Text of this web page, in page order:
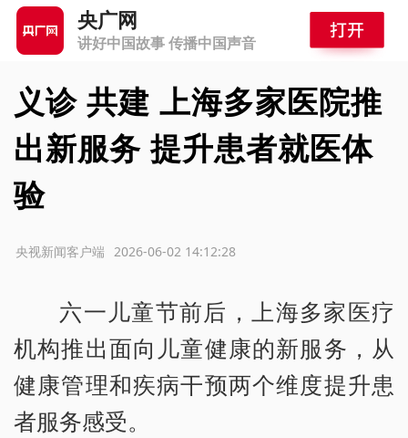
央广网
讲好中国故事 传播中国声音
义诊 共建 上海多家医院推
出新服务 提升患者就医体
验
2026-06-02 14:12:28
央视新闻客户端
六一儿童节前后，上海多家医疗
机构推出面向儿童健康的新服务，从
健康管理和疾病干预两个维度提升患
者服务感受。